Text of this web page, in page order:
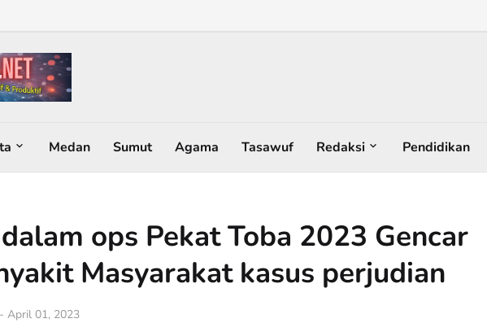
Medan Sumut Agama Tasawuf Redaksi Pendidikan
ops Pekat Toba 2023 Gencar
Masyarakat kasus perjudian
- April 01, 2023